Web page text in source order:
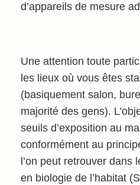
d’appareils de mesure
Une attention toute
les lieux où vous êtes
(basiquement salon,
majorité des gens).
seuils d’exposition au
conformément au
l’on peut retrouver dans
en biologie de l’habitat